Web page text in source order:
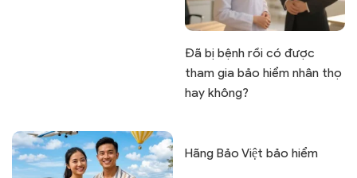
Đã bị bệnh rồi có được
tham gia bảo hiểm nhân thọ
hay không?
Hãng Bảo Việt bảo hiểm